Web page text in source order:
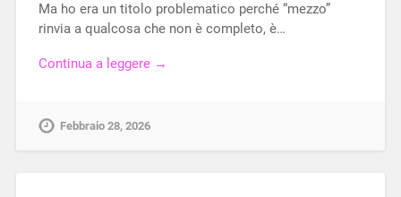
Ma ho era un titolo problematico perché “mezzo”
rinvia a qualcosa che non è completo, è…
Continua a leggere →
Febbraio 28, 2026